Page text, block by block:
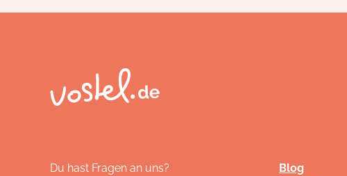
Blog
Du hast Fragen an uns?